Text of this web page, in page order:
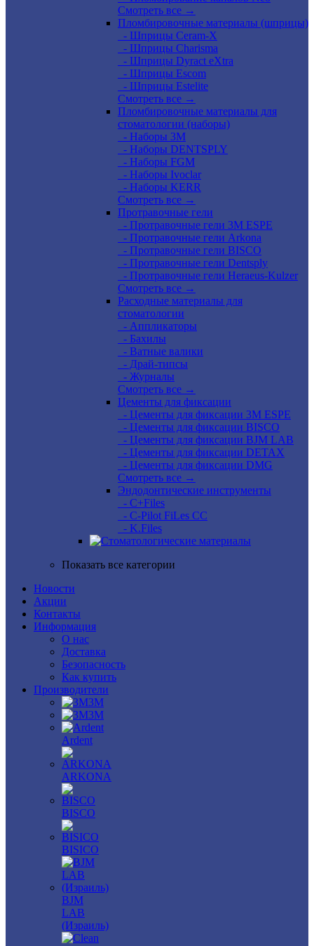
Смотреть все →
Пломбировочные материалы (шприцы)
- Шприцы Ceram-X
- Шприцы Charisma
- Шприцы Dyract eXtra
- Шприцы Escom
- Шприцы Estelite
Смотреть все →
Пломбировочные материалы для
стоматологии (наборы)
- Наборы 3М
- Наборы DENTSPLY
- Наборы FGM
- Наборы Ivoclar
- Наборы KERR
Смотреть все →
Протравочные гели
- Протравочные гели 3М ESPE
- Протравочные гели Arkona
- Протравочные гели BISCO
- Протравочные гели Dentsply
- Протравочные гели Heraeus-Kulzer
Смотреть все →
Расходные материалы для
стоматологии
- Аппликаторы
- Бахилы
- Ватные валики
- Драй-типсы
- Журналы
Смотреть все →
Цементы для фиксации
- Цементы для фиксации 3M ESPE
- Цементы для фиксации BISCO
- Цементы для фиксации BJM LAB
- Цементы для фиксации DETAX
- Цементы для фиксации DMG
Смотреть все →
Эндодонтические инструменты
- C+Files
- C-Pilot FiLes CC
- K.Files
Показать все категории
Новости
Акции
Контакты
Информация
О нас
Доставка
Безопасность
Как купить
Производители
3M
3М
Ardent
ARKONA
BISCO
BISICO
BJM
LAB
(Израиль)